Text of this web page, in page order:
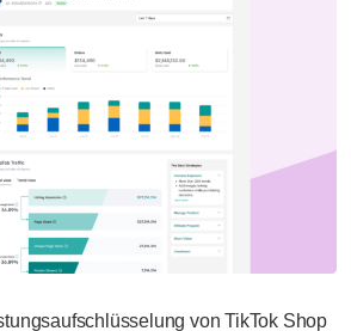
von TikTok Shop